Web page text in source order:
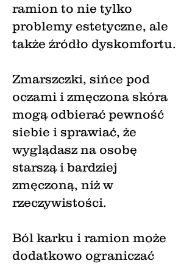
ramion to nie tylko
problemy estetyczne, ale
także źródło dyskomfortu.
Zmarszczki, sińce pod
oczami i zmęczona skóra
mogą odbierać pewność
siebie i sprawiać, że
wyglądasz na osobę
starszą i bardziej
zmęczoną, niż w
rzeczywistości.
Ból karku i ramion może
dodatkowo ograniczać